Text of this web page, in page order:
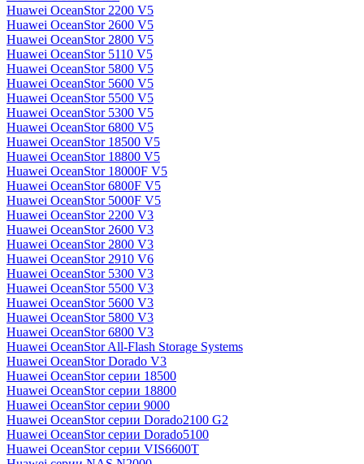
Huawei OceanStor 2200 V5
Huawei OceanStor 2600 V5
Huawei OceanStor 2800 V5
Huawei OceanStor 5110 V5
Huawei OceanStor 5800 V5
Huawei OceanStor 5600 V5
Huawei OceanStor 5500 V5
Huawei OceanStor 5300 V5
Huawei OceanStor 6800 V5
Huawei OceanStor 18500 V5
Huawei OceanStor 18800 V5
Huawei OceanStor 18000F V5
Huawei OceanStor 6800F V5
Huawei OceanStor 5000F V5
Huawei OceanStor 2200 V3
Huawei OceanStor 2600 V3
Huawei OceanStor 2800 V3
Huawei OceanStor 2910 V6
Huawei OceanStor 5300 V3
Huawei OceanStor 5500 V3
Huawei OceanStor 5600 V3
Huawei OceanStor 5800 V3
Huawei OceanStor 6800 V3
Huawei OceanStor All-Flash Storage Systems
Huawei OceanStor Dorado V3
Huawei OceanStor серии 18500
Huawei OceanStor серии 18800
Huawei OceanStor серии 9000
Huawei OceanStor серии Dorado2100 G2
Huawei OceanStor серии Dorado5100
Huawei OceanStor серии VIS6600T